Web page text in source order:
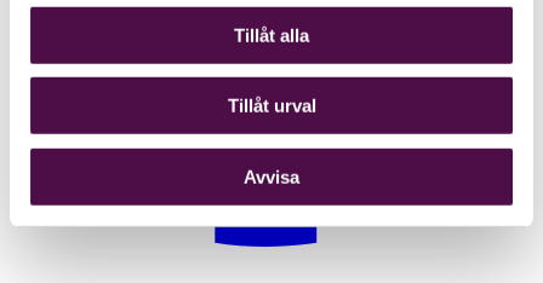
Tillåt alla
Tillåt urval
Avvisa